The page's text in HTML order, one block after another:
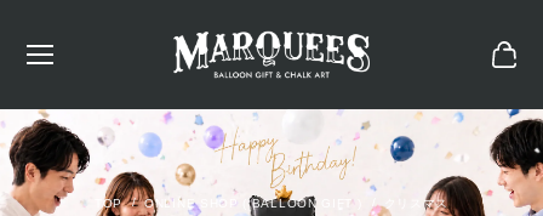
ONLINE SHOP ( BALLOON GIFT ) クリスマス